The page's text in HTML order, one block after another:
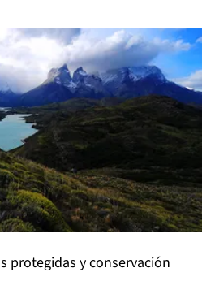
protegidas y conservación